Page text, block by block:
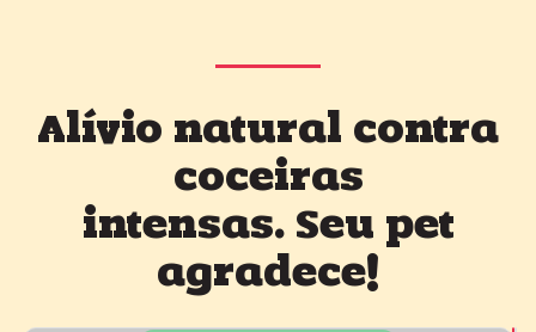
Alívio natural contra
coceiras
intensas. Seu pet
agradece!